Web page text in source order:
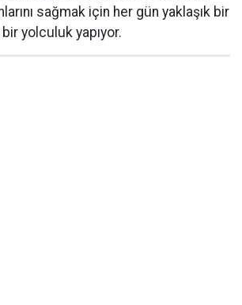
sağmak için her gün yaklaşık bir
yolculuk yapıyor.